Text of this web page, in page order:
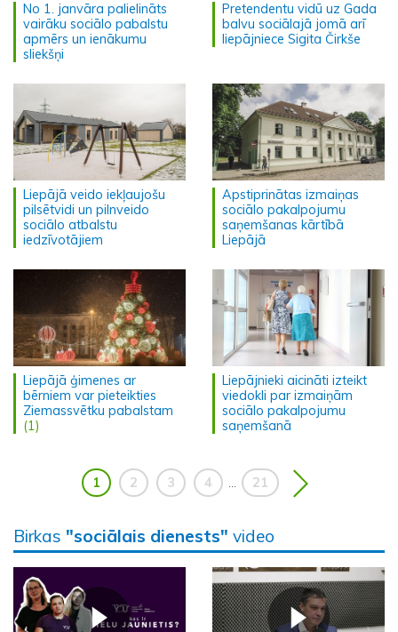
No 1. janvāra palielināts
vairāku sociālo pabalstu
apmērs un ienākumu
sliekšņi
Pretendentu vidū uz Gada
balvu sociālajā jomā arī
liepājniece Sigita Čirkše
Liepājā veido iekļaujošu
pilsētvidi un pilnveido
sociālo atbalstu
iedzīvotājiem
Apstiprinātas izmaiņas
sociālo pakalpojumu
saņemšanas kārtībā
Liepājā
Liepājā ģimenes ar
bērniem var pieteikties
Ziemassvētku pabalstam
(1)
Liepājnieki aicināti izteikt
viedokli par izmaiņām
sociālo pakalpojumu
saņemšanā
1 2 3 4 21
Birkas "sociālais dienests" video